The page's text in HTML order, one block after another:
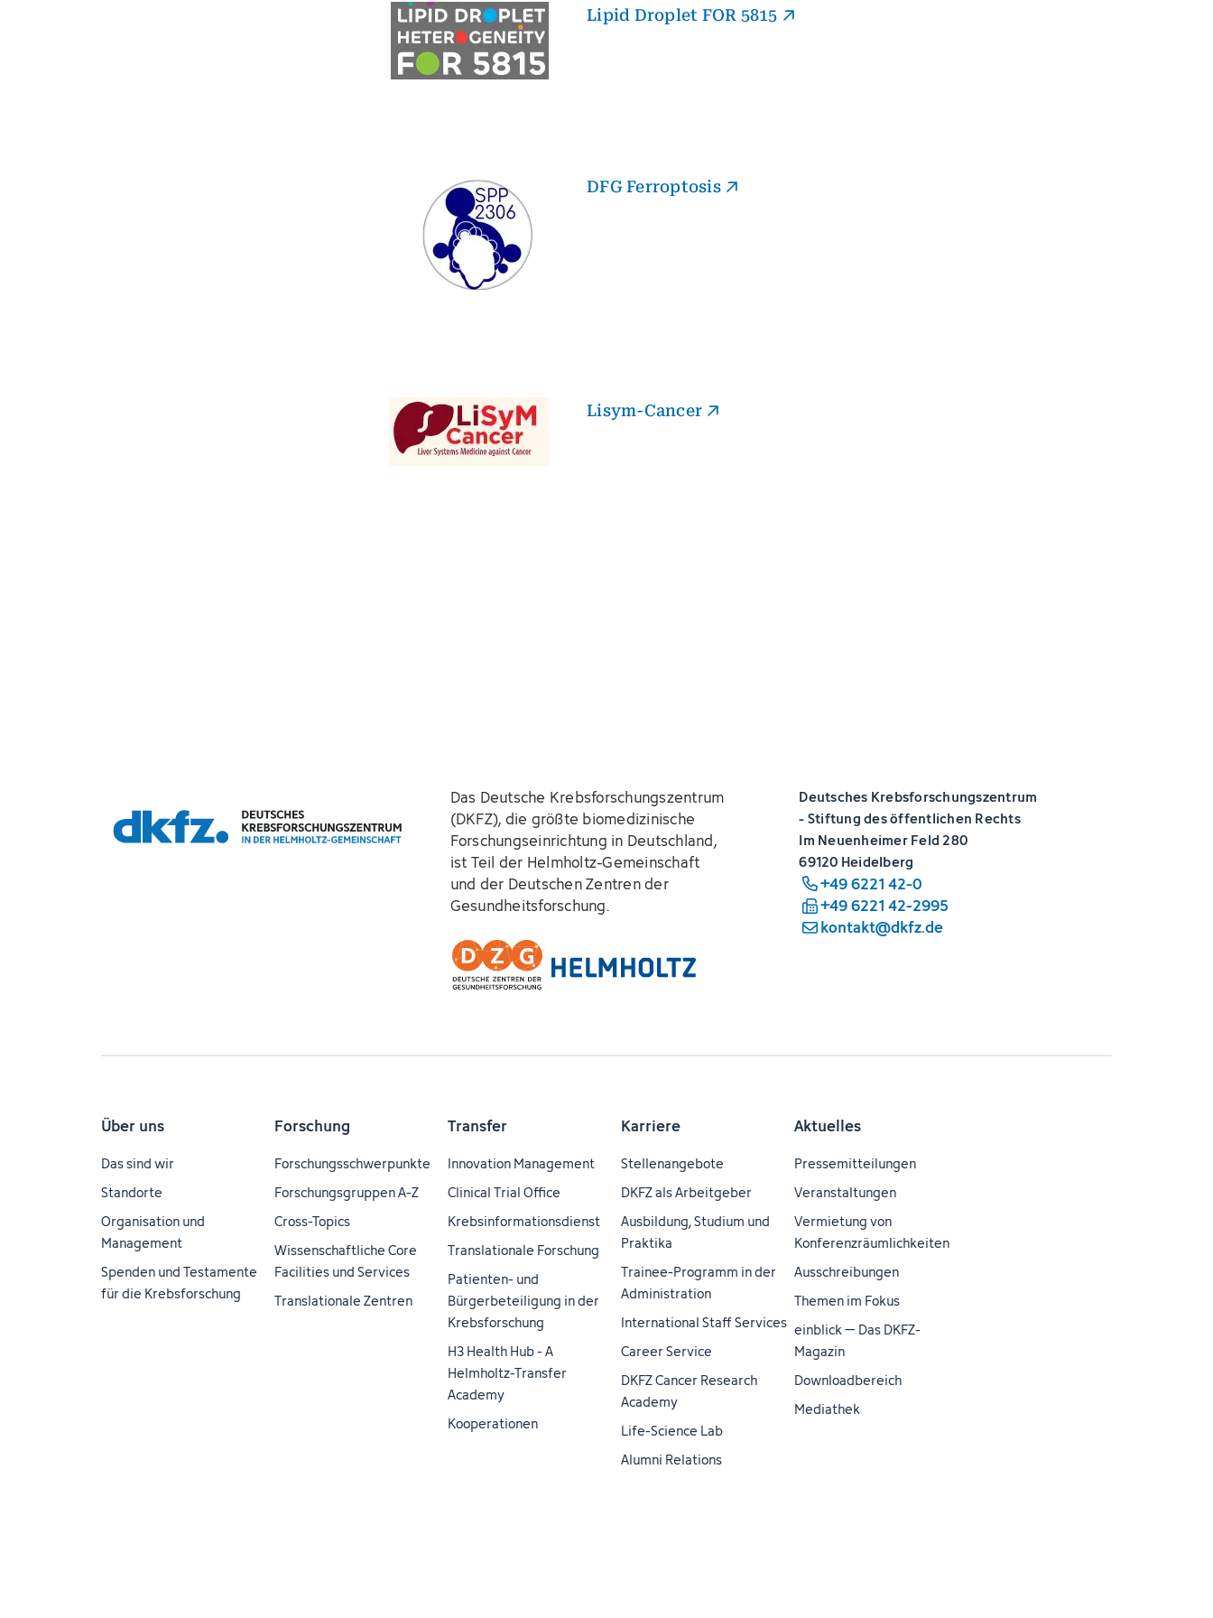
Lipid Droplet FOR 5815
DFG Ferroptosis
Lisym-Cancer
Das Deutsche Krebsforschungszentrum
(DKFZ), die größte biomedizinische
Forschungseinrichtung in Deutschland,
ist Teil der Helmholtz-Gemeinschaft
und der Deutschen Zentren der
Gesundheitsforschung.
Deutsches Krebsforschungszentrum
- Stiftung des öffentlichen Rechts
Im Neuenheimer Feld 280
69120 Heidelberg
+49 6221 42-0
+49 6221 42-2995
kontakt@dkfz.de
Über uns
Das sind wir
Standorte
Organisation und
Management
Spenden und Testamente
für die Krebsforschung
Forschung
Forschungsschwerpunkte
Forschungsgruppen A-Z
Cross-Topics
Wissenschaftliche Core
Facilities und Services
Translationale Zentren
Transfer
Innovation Management
Clinical Trial Office
Krebsinformationsdienst
Translationale Forschung
Patienten- und
Bürgerbeteiligung in der
Krebsforschung
H3 Health Hub - A
Helmholtz-Transfer
Academy
Kooperationen
Karriere
Stellenangebote
DKFZ als Arbeitgeber
Ausbildung, Studium und
Praktika
Trainee-Programm in der
Administration
International Staff Services
Career Service
DKFZ Cancer Research
Academy
Life-Science Lab
Alumni Relations
Aktuelles
Pressemitteilungen
Veranstaltungen
Vermietung von
Konferenzräumlichkeiten
Ausschreibungen
Themen im Fokus
einblick – Das DKFZ-
Magazin
Downloadbereich
Mediathek